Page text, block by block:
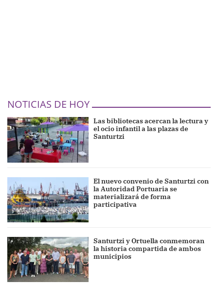
NOTICIAS DE HOY
Las bibliotecas acercan la lectura y
el ocio infantil a las plazas de
Santurtzi
El nuevo convenio de Santurtzi con
la Autoridad Portuaria se
materializará de forma
participativa
Santurtzi y Ortuella conmemoran
la historia compartida de ambos
municipios